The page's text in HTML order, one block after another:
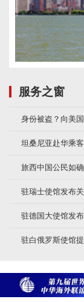
服务之窗
身份被盗？向美
坦桑尼亚赴华乘
旅西中国公民如
驻瑞士使馆发布
驻德国大使馆发
驻白俄罗斯使馆